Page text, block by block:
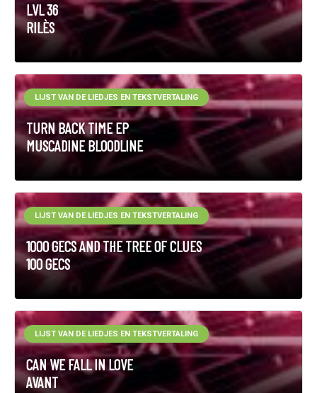
LVL 36
RILÈS
TURN BACK TIME EP
MUSCADINE BLOODLINE
LIJST VAN DE LIEDJES EN TEKSTVERTALING
1000 GECS AND THE TREE OF CLUES
100 GECS
LIJST VAN DE LIEDJES EN TEKSTVERTALING
CAN WE FALL IN LOVE
AVANT
LIJST VAN DE LIEDJES EN TEKSTVERTALING